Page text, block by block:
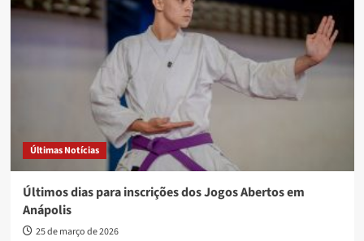
Últimas Notícias
Últimos dias para inscrições dos Jogos Abertos em
Anápolis
25 de março de 2026